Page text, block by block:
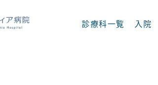
診療科一覧 入院